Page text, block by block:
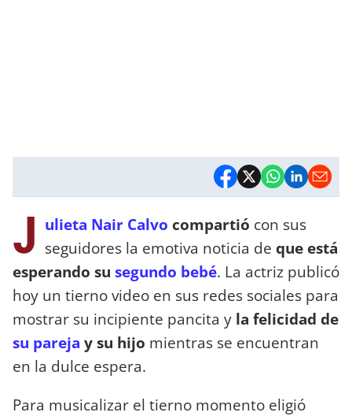
J ulieta Nair Calvo compartió con sus
seguidores la emotiva noticia de que está
esperando su segundo bebé. La actriz publicó
hoy un tierno video en sus redes sociales para
mostrar su incipiente pancita y la felicidad de
su pareja y su hijo mientras se encuentran
en la dulce espera.
Para musicalizar el tierno momento eligió